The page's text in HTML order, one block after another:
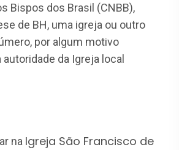
Bispos dos Brasil (CNBB),
de BH, uma igreja ou outro
por algum motivo
da Igreja local
na Igreja São Francisco de